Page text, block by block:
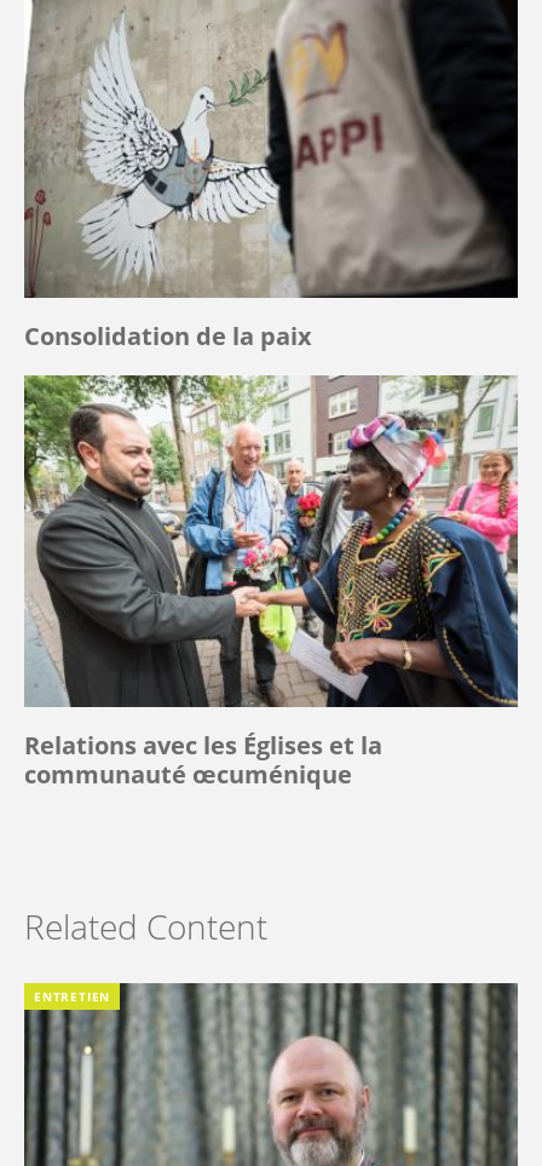
Consolidation de la paix
Relations avec les Églises et la
communauté œcuménique
Related Content
ENTRETIEN